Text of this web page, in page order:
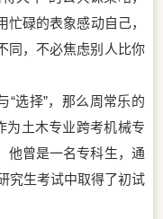
忙碌的表象感动自己，
同，不必焦虑别人比你
“选择”，那么周常乐的
为土木专业跨考机械专
他曾是一名专科生，通
究生考试中取得了初试